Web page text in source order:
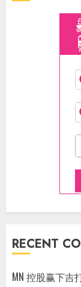
RECENT
MN 控股赢下吉